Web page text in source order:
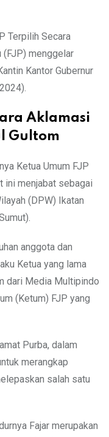
Terpilih Secara
menggelar
Kantor Gubernur
Aklamasi
Gultom
Ketua Umum FJP
ini menjabat sebagai
(DPW) Ikatan
anggota dan
Ketua yang lama
dari Media Multipindo
(Ketum) FJP yang
Purba, dalam
merangkap
salah satu
Fajar merupakan